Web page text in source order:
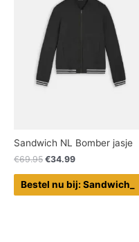
Sandwich NL Bomber jasje
€69.95 €34.99
Bestel nu bij: Sandwich_